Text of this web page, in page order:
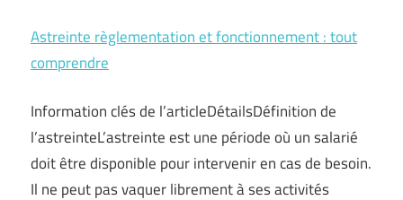
Astreinte règlementation et fonctionnement : tout
comprendre
Information clés de l’articleDétailsDéfinition de
l’astreinteL’astreinte est une période où un salarié
doit être disponible pour intervenir en cas de besoin.
Il ne peut pas vaquer librement à ses activités